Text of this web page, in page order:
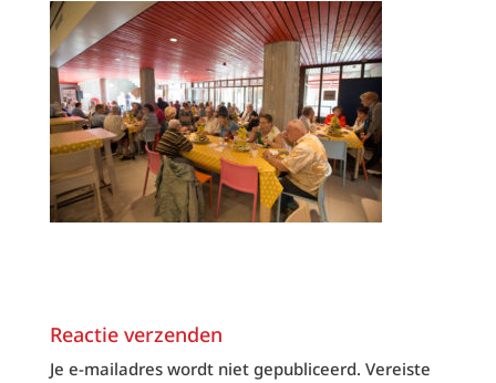
Reactie verzenden
Je e-mailadres wordt niet gepubliceerd. Vereiste